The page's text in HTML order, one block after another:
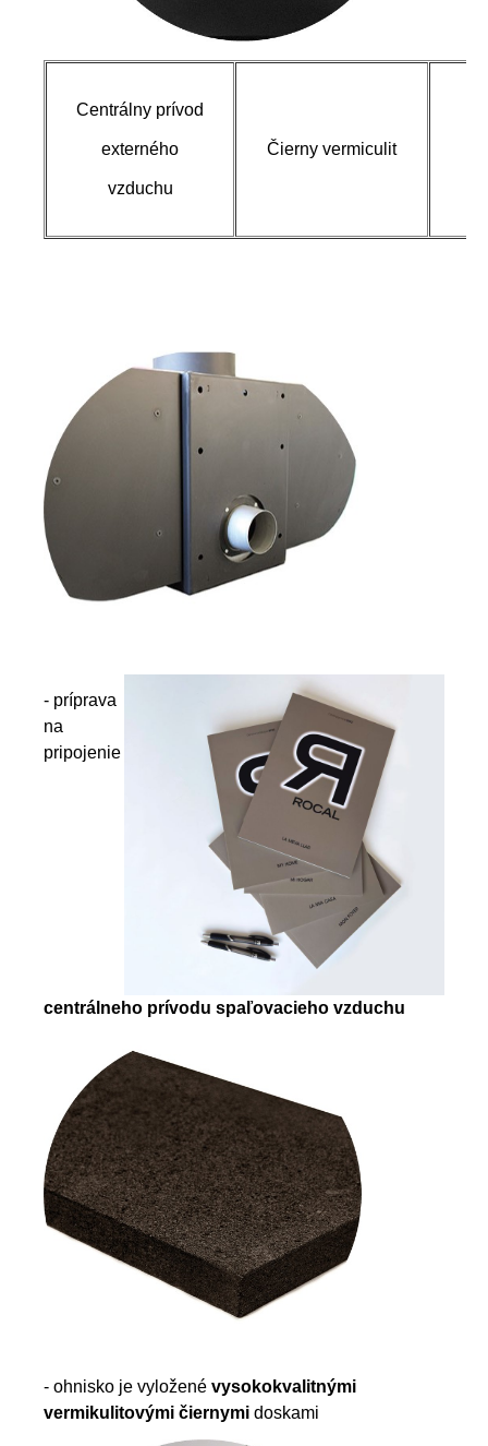
Centrálny prívod
externého
vzduchu
Čierny vermiculit
- príprava
na
pripojenie
centrálneho prívodu spaľovacieho vzduchu
- ohnisko je vyložené vysokokvalitnými
vermikulitovými čiernymi doskami